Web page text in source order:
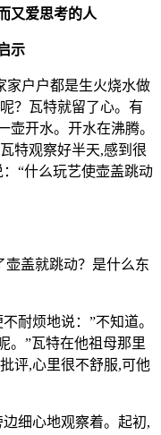
又爱思考的人
示
家户户都是生火烧水做
？瓦特就留了心。有
壶开水。开水在沸腾。
特观察好半天,感到很
“什么玩艺使壶盖跳动
壶盖就跳动？是什么东
耐烦地说：”不知道。
。”瓦特在他祖母那里
评,心里很不舒服,可他
细心地观察着。起初,